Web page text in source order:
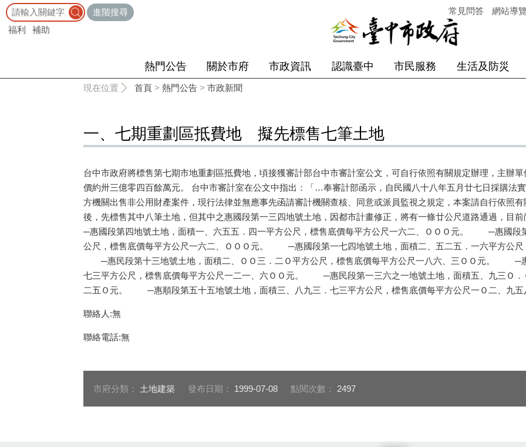
進階搜尋
福利
補助
常見問答 網站導
熱門公告 關於市府 市政資訊 認識臺中 市民服務 生活及防災
現在位置 首頁 > 熱門公告 > 市政新聞
一、七期重劃區抵費地 擬先標售七筆土地
台中市政府將標售第七期市地重劃區抵費地，頃接獲審計部台中市審計室公文，可自行依照有關規定辦理，主辦
價約卅三億零四百餘萬元。 台中市審計室在公文中指出：「…奉審計部函示，自民國八十八年五月廿七日採購法
方機關出售非公用財產案件，現行法律並無應事先函請審計機關查核、同意或派員監視之規定，本案請自行依
後，先標售其中八筆土地，但其中之惠國段第一三四地號土地，因都市計畫修正，將有一條廿公尺道路通過，
─惠國段第四地號土地，面積一、六五五．四一平方公尺，標售底價每平方公尺一六二、ＯＯＯ元。 ─惠國段
公尺，標售底價每平方公尺一六二、ＯＯＯ元。 ─惠國段第一七四地號土地，面積二、五二五．一六平方公尺
─惠民段第十三地號土地，面積二、ＯＯ三．二Ｏ平方公尺，標售底價每平方公尺一八六、三ＯＯ元。 ─
七三平方公尺，標售底價每平方公尺一二一、六ＯＯ元。 ─惠民段第一三六之一地號土地，面積五、九三Ｏ．
二五Ｏ元。 ─惠順段第五十五地號土地，面積三、八九三．七三平方公尺，標售底價每平方公尺一Ｏ二、九五
聯絡人:無
聯絡電話:無
市府分類： 土地建築 發布日期： 1999-07-08 點閱次數： 2497